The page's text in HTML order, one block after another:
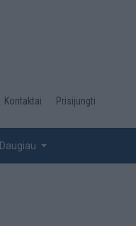
Kontaktai Prisijungti
Daugiau